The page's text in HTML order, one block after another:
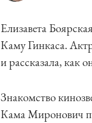
Елизавета
Каму Гинкаса.
и рассказала, как
Знакомство
Кама Миронович